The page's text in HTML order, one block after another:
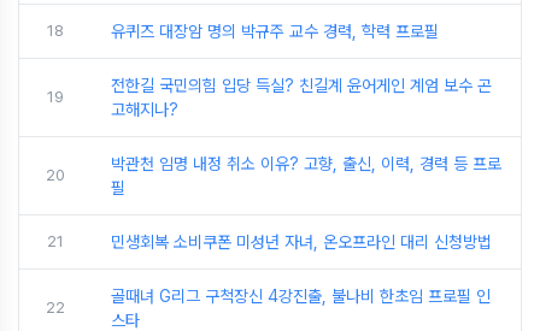
18 유퀴즈 대장암 명의 박규주 교수 경력, 학력 프로필
19
전한길 국민의힘 입당 득실? 친길계 윤어게인 계엄 보수 곤
고해지나?
20
박관천 임명 내정 취소 이유? 고향, 출신, 이력, 경력 등 프로
필
21 민생회복 소비쿠폰 미성년 자녀, 온오프라인 대리 신청방법
22
골때녀 G리그 구척장신 4강진출, 불나비 한초임 프로필 인
스타